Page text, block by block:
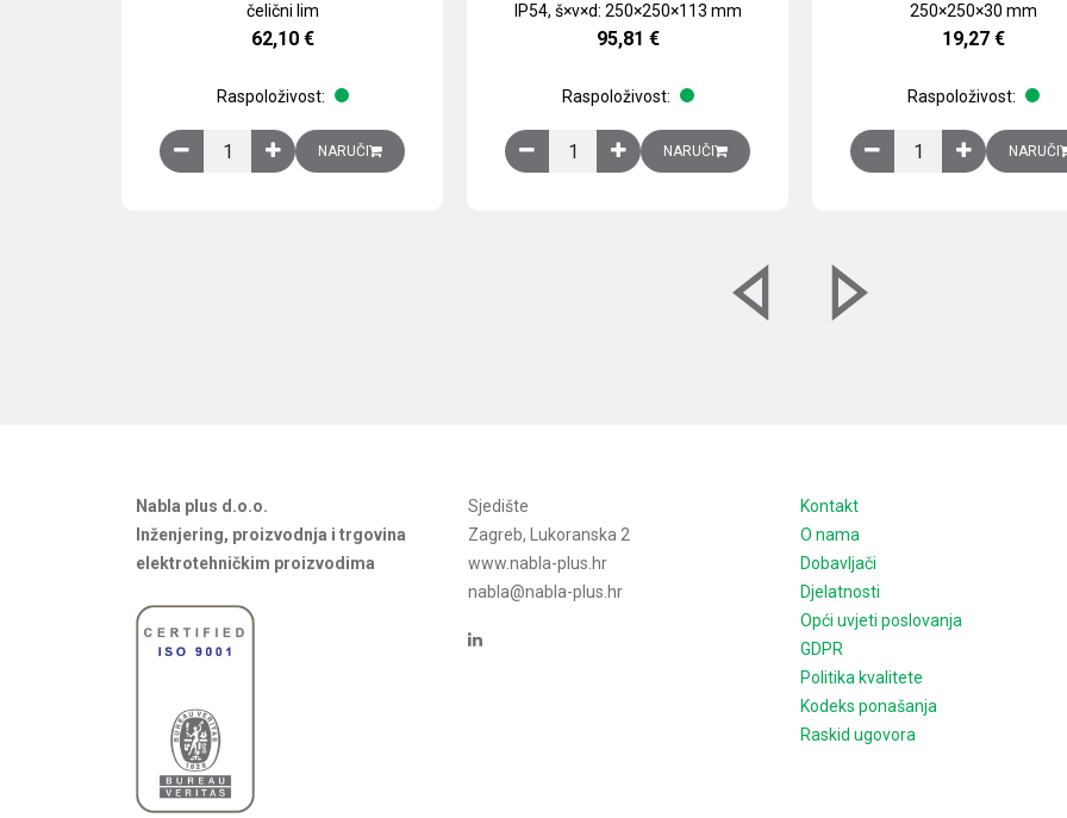
čelični lim
62,10 €
Raspoloživost:
Obična montažna ploča V1000xŠ800mm, galvanizirani čelični lim količina
NARUČI
IP54, š×v×d: 250×250×113 mm
95,81 €
Raspoloživost:
Ventilator 255(290) m3/h, 40 W, 230V AC, 50/60 Hz, RAL 7035,
NARUČI
250×250×30 mm
19,27 €
Raspoloživost:
Izlazna rešetka saNARUČI
Nabla plus d.o.o.
Inženjering, proizvodnja i trgovina
elektrotehničkim proizvodima
Sjedište
Zagreb, Lukoranska 2
www.nabla-plus.hr
nabla@nabla-plus.hr
Kontakt
O nama
Dobavljači
Djelatnosti
Opći uvjeti poslovanja
GDPR
Politika kvalitete
Kodeks ponašanja
Raskid ugovora